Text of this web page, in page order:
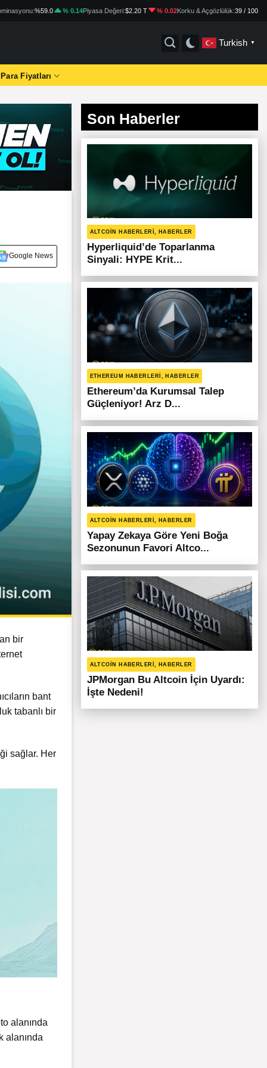
%59.0 % 0.14Piyasa Değeri:$2.20 T % 0.02Korku & Açgözlülük:39 / 100
Turkish ▼
Fiyatları
Google News
bir
bant
tabanlı bir
sağlar. Her
alanında
alanında
Son Haberler
ALTCOIN HABERLERI, HABERLER
Hyperliquid’de Toparlanma
Sinyali: HYPE Krit...
ETHEREUM HABERLERI, HABERLER
Ethereum’da Kurumsal Talep
Güçleniyor! Arz D...
ALTCOIN HABERLERI, HABERLER
Yapay Zekaya Göre Yeni Boğa
Sezonunun Favori Altco...
ALTCOIN HABERLERI, HABERLER
JPMorgan Bu Altcoin İçin Uyardı:
İşte Nedeni!